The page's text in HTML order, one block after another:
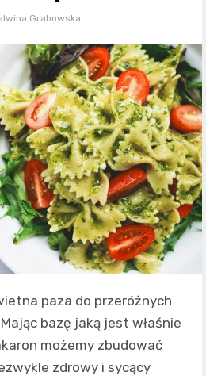
Grabowska
paza do przeróżnych
bazę jaką jest właśnie
możemy zbudować
zdrowy i sycący